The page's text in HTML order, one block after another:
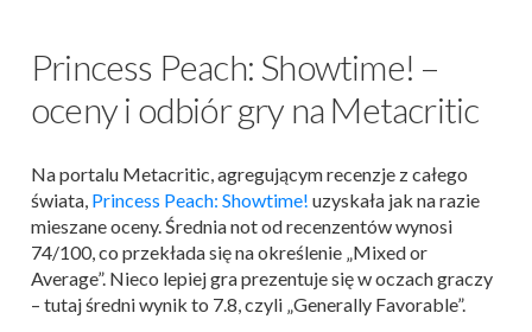
Princess Peach: Showtime! –
oceny i odbiór gry na Metacritic
Na portalu Metacritic, agregującym recenzje z całego
świata, Princess Peach: Showtime! uzyskała jak na razie
mieszane oceny. Średnia not od recenzentów wynosi
74/100, co przekłada się na określenie „Mixed or
Average”. Nieco lepiej gra prezentuje się w oczach graczy
– tutaj średni wynik to 7.8, czyli „Generally Favorable”.